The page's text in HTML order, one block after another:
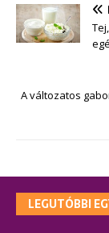
A változatos
LEGUTÓBBI